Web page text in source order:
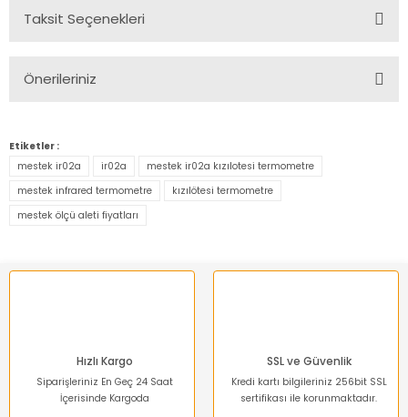
Taksit Seçenekleri
Önerileriniz
konularda yetersiz gördüğünüz noktaları öneri formunu
kullanarak tarafımıza iletebilirsiniz.
Ürün resmi kalitesiz, bozuk veya görüntülenemiyor.
Ürün bilgilerinde hatalar bulunuyor.
Etiketler :
mestek ir02a
ir02a
mestek ir02a kızılotesi termometre
mestek infrared termometre
kızılötesi termometre
mestek ölçü aleti fiyatları
Hızlı Kargo
Siparişleriniz En Geç 24 Saat
İçerisinde Kargoda
SSL ve Güvenlik
Kredi kartı bilgileriniz 256bit SSL
sertifikası ile korunmaktadır.